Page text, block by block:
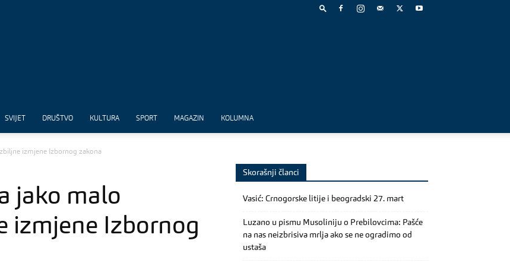
SVIJET DRUŠTVO KULTURA SPORT MAGAZIN KOLUMNA
izmjene Izbornog zakona
jako malo
izmjene Izbornog
Skorašnji članci
Vasić: Crnogorske litije i beogradski 27. mart
Luzano u pismu Musoliniju o Prebilovcima: Pašće
na nas neizbrisiva mrlja ako se ne ogradimo od
ustaša